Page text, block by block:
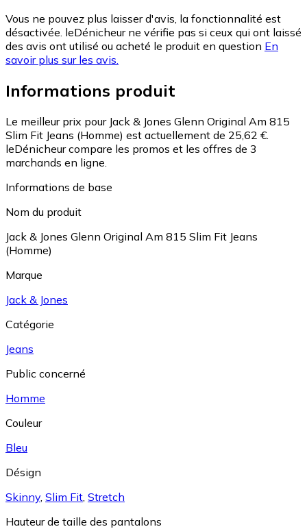
Vous ne pouvez plus laisser d'avis, la fonctionnalité est
désactivée. leDénicheur ne vérifie pas si ceux qui ont laissé
des avis ont utilisé ou acheté le produit en question En
savoir plus sur les avis.
Informations produit
Le meilleur prix pour Jack & Jones Glenn Original Am 815
Slim Fit Jeans (Homme) est actuellement de 25,62 €.
leDénicheur compare les promos et les offres de 3
marchands en ligne.
Informations de base
Nom du produit
Jack & Jones Glenn Original Am 815 Slim Fit Jeans
(Homme)
Marque
Jack & Jones
Catégorie
Jeans
Public concerné
Homme
Couleur
Bleu
Désign
Skinny, Slim Fit, Stretch
Hauteur de taille des pantalons